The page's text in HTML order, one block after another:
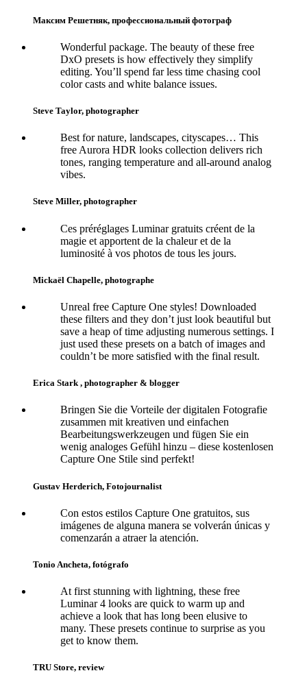
Максим Решетняк, профессиональный фотограф
Wonderful package. The beauty of these free
DxO presets is how effectively they simplify
editing. You’ll spend far less time chasing cool
color casts and white balance issues.
Steve Taylor, photographer
Best for nature, landscapes, cityscapes… This
free Aurora HDR looks collection delivers rich
tones, ranging temperature and all-around analog
vibes.
Steve Miller, photographer
Ces préréglages Luminar gratuits créent de la
magie et apportent de la chaleur et de la
luminosité à vos photos de tous les jours.
Mickaël Chapelle, photographe
Unreal free Capture One styles! Downloaded
these filters and they don’t just look beautiful but
save a heap of time adjusting numerous settings. I
just used these presets on a batch of images and
couldn’t be more satisfied with the final result.
Erica Stark , photographer & blogger
Bringen Sie die Vorteile der digitalen Fotografie
zusammen mit kreativen und einfachen
Bearbeitungswerkzeugen und fügen Sie ein
wenig analoges Gefühl hinzu – diese kostenlosen
Capture One Stile sind perfekt!
Gustav Herderich, Fotojournalist
Con estos estilos Capture One gratuitos, sus
imágenes de alguna manera se volverán únicas y
comenzarán a atraer la atención.
Tonio Ancheta, fotógrafo
At first stunning with lightning, these free
Luminar 4 looks are quick to warm up and
achieve a look that has long been elusive to
many. These presets continue to surprise as you
get to know them.
TRU Store, review